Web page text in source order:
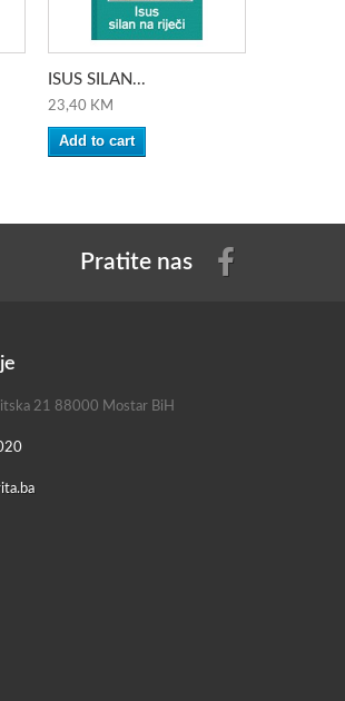
ISUS SILAN...
23,40 KM
Add to cart
Pratite nas
21 88000 Mostar BiH